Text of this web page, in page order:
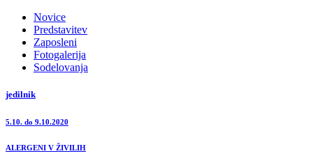
Novice
Predstavitev
Zaposleni
Fotogalerija
Sodelovanja
jedilnik
5.10. do 9.10.2020
ALERGENI V ŽIVILIH